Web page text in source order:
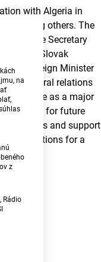
na
z
Rádio
with Algeria in
among others. The
by State Secretary
open a Slovak
Foreign Minister
bilateral relations
role as a major
key area for future
ties and support
preparations for a